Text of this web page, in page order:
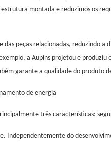
montada e reduzimos os
peças relacionadas, reduzindo a
a Aupins projetou e
garante a qualidade do produto
de energia
três características:
Independentemente do